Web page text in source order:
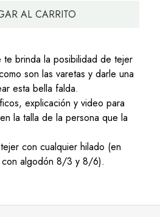
AL CARRITO
te brinda la posibilidad de tejer
son las varetas y darle una
esta bella falda.
explicación y video para
la talla de la persona que la
con cualquier hilado (en
algodón 8/3 y 8/6).